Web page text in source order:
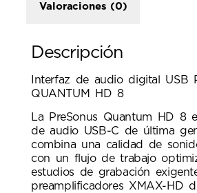
Valoraciones (0)
Descripción
Interfaz de audio digital USB
QUANTUM HD 8
La PreSonus Quantum HD 8
de audio USB-C de última
combina una calidad de
con un flujo de trabajo
estudios de grabación
preamplificadores XMAX-HD